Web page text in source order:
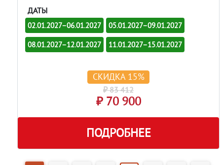
ДАТЫ
02.01.2027–06.01.2027 05.01.2027–09.01.2027
08.01.2027–12.01.2027 11.01.2027–15.01.2027
СКИДКА 15%
₽ 83 412
₽ 70 900
ПОДРОБНЕЕ